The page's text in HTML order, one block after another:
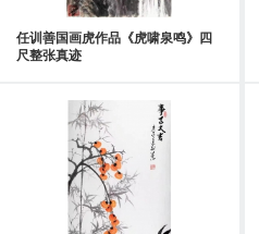
任训善国画虎作品《虎啸泉鸣》四
尺整张真迹